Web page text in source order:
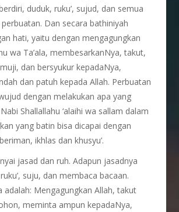
duduk, ruku’, sujud, dan semua
Dan secara bathiniyah
hati, yaitu dengan mengagungkan
wa Ta’ala, membesarkanNya, takut,
dan bersyukur kepadaNya,
dan patuh kepada Allah. Perbuatan
dengan melakukan apa yang
Shallallahu ‘alaihi wa sallam dalam
yang batin bisa dicapai dengan
ikhlas dan khusyu’.
jasad dan ruh. Adapun jasadnya
suju, dan membaca bacaan.
adalah: Mengagungkan Allah, takut
meminta ampun kepadaNya,